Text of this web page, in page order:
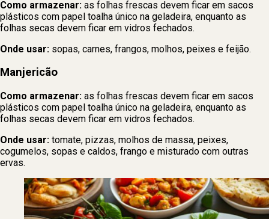
Como armazenar: as folhas frescas devem ficar em sacos
plásticos com papel toalha único na geladeira, enquanto as
folhas secas devem ficar em vidros fechados.
Onde usar: sopas, carnes, frangos, molhos, peixes e feijão.
Manjericão
Como armazenar: as folhas frescas devem ficar em sacos
plásticos com papel toalha único na geladeira, enquanto as
folhas secas devem ficar em vidros fechados.
Onde usar: tomate, pizzas, molhos de massa, peixes,
cogumelos, sopas e caldos, frango e misturado com outras
ervas.